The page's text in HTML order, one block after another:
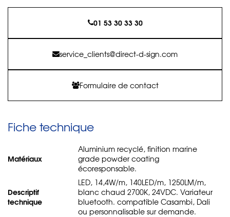
01 53 30 33 30
service_clients@direct-d-sign.com
Formulaire de contact
Fiche technique
Matériaux
Aluminium recyclé, finition marine
grade powder coating
écoresponsable.
Descriptif
technique
LED, 14,4W/m, 140LED/m, 1250LM/m,
blanc chaud 2700K, 24VDC. Variateur
bluetooth. compatible Casambi, Dali
ou personnalisable sur demande.